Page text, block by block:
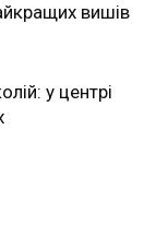
вишів
у центрі